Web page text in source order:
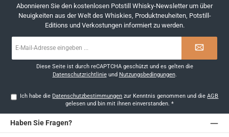
Abonnieren Sie den kostenlosen Potstill Whisky-Newsletter um über
Neuigkeiten aus der Welt des Whiskies, Produktneuheiten, Potstill-
Editions und Verkostungen informiert zu werden.
Mail-
Diese Seite ist durch reCAPTCHA geschützt und es gelten die
Datenschutzrichtlinieund Nutzungsbedingungen.
Ich habe die Datenschutzbestimmungen zur Kenntnis genommen und dieAGB
gelesen und bin mit ihnen einverstanden. *
Haben Sie Fragen?